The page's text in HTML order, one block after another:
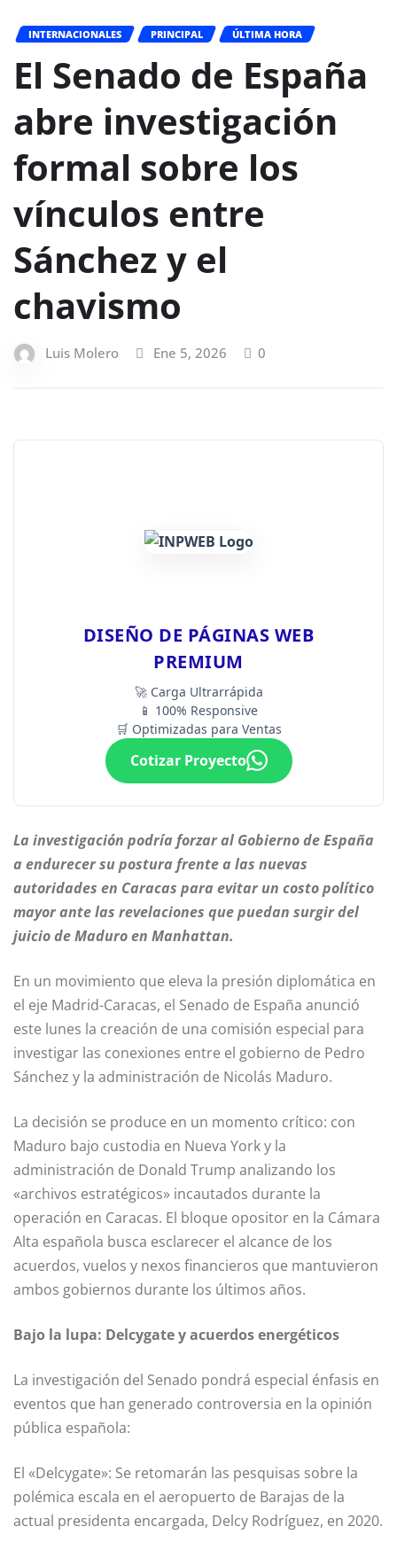
INTERNACIONALES PRINCIPAL ÚLTIMA HORA
El Senado de España
abre investigación
formal sobre los
vínculos entre
Sánchez y el
chavismo
Luis Molero Ene 5, 2026 0
DISEÑO DE PÁGINAS WEB
PREMIUM
🚀 Carga Ultrarrápida
📱 100% Responsive
🛒 Optimizadas para Ventas
Cotizar Proyecto
La investigación podría forzar al Gobierno de España
a endurecer su postura frente a las nuevas
autoridades en Caracas para evitar un costo político
mayor ante las revelaciones que puedan surgir del
juicio de Maduro en Manhattan.
En un movimiento que eleva la presión diplomática en
el eje Madrid-Caracas, el Senado de España anunció
este lunes la creación de una comisión especial para
investigar las conexiones entre el gobierno de Pedro
Sánchez y la administración de Nicolás Maduro.
La decisión se produce en un momento crítico: con
Maduro bajo custodia en Nueva York y la
administración de Donald Trump analizando los
«archivos estratégicos» incautados durante la
operación en Caracas. El bloque opositor en la Cámara
Alta española busca esclarecer el alcance de los
acuerdos, vuelos y nexos financieros que mantuvieron
ambos gobiernos durante los últimos años.
Bajo la lupa: Delcygate y acuerdos energéticos
La investigación del Senado pondrá especial énfasis en
eventos que han generado controversia en la opinión
pública española:
El «Delcygate»: Se retomarán las pesquisas sobre la
polémica escala en el aeropuerto de Barajas de la
actual presidenta encargada, Delcy Rodríguez, en 2020.